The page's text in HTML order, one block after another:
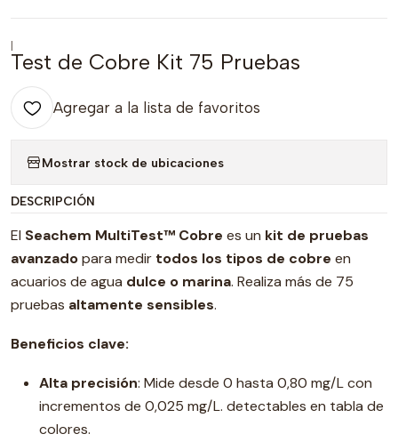
|
Test de Cobre Kit 75 Pruebas
Agregar a la lista de favoritos
Mostrar stock de ubicaciones
DESCRIPCIÓN
El Seachem MultiTest™ Cobre es un kit de pruebas
avanzadopara medir todos los tipos de cobre en
acuarios de agua dulce o marina. Realiza más de 75
pruebas altamente sensibles.
Beneficios clave:
Alta precisión: Mide desde 0 hasta 0,80 mg/L con
incrementos de 0,025 mg/L. detectables en tabla de
colores.